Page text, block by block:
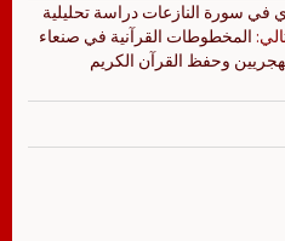
في سورة النازعات دراسة تحليلية
المخطوطات القرآنية في صنعاء
وحفظ القرآن الكريم